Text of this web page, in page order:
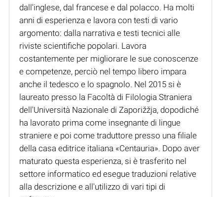
dall'inglese, dal francese e dal polacco. Ha molti
anni di esperienza e lavora con testi di vario
argomento: dalla narrativa e testi tecnici alle
riviste scientifiche popolari. Lavora
costantemente per migliorare le sue conoscenze
e competenze, perciò nel tempo libero impara
anche il tedesco e lo spagnolo. Nel 2015 si è
laureato presso la Facoltà di Filologia Straniera
dell'Università Nazionale di Zaporižžja, dopodiché
ha lavorato prima come insegnante di lingue
straniere e poi come traduttore presso una filiale
della casa editrice italiana «Centauria». Dopo aver
maturato questa esperienza, si è trasferito nel
settore informatico ed esegue traduzioni relative
alla descrizione e all'utilizzo di vari tipi di